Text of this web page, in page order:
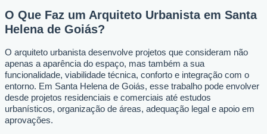
O Que Faz um Arquiteto Urbanista em Santa
Helena de Goiás?
O arquiteto urbanista desenvolve projetos que consideram não
apenas a aparência do espaço, mas também a sua
funcionalidade, viabilidade técnica, conforto e integração com o
entorno. Em Santa Helena de Goiás, esse trabalho pode envolver
desde projetos residenciais e comerciais até estudos
urbanísticos, organização de áreas, adequação legal e apoio em
aprovações.